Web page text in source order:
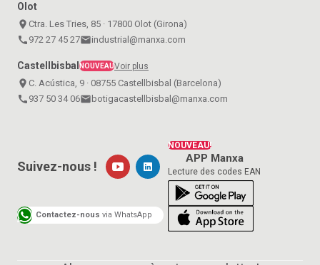
Olot
place Ctra. Les Tries, 85 · 17800 Olot (Girona)
call 972 27 45 27emailindustrial@manxa.com
Castellbisbal NOUVEAUVoir plus
place C. Acústica, 9 · 08755 Castellbisbal (Barcelona)
call 937 50 34 06email botigacastellbisbal@manxa.com
NOUVEAU!
APP Manxa
Lecture des codes EAN
Suivez-nous !
Contactez-nous via WhatsApp